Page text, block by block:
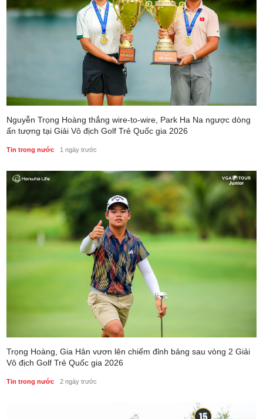
Nguyễn Trọng Hoàng thắng wire-to-wire, Park Ha Na ngược dòng
ấn tượng tại Giải Vô địch Golf Trẻ Quốc gia 2026
Tin trong nước 1 ngày trước
Trọng Hoàng, Gia Hân vươn lên chiếm đỉnh bảng sau vòng 2 Giải
Vô địch Golf Trẻ Quốc gia 2026
Tin trong nước 2 ngày trước